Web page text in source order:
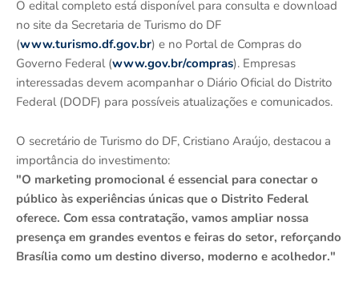
O edital completo está disponível para consulta e download
no site da Secretaria de Turismo do DF
(www.turismo.df.gov.br) e no Portal de Compras do
Governo Federal (www.gov.br/compras). Empresas
interessadas devem acompanhar o Diário Oficial do Distrito
Federal (DODF) para possíveis atualizações e comunicados.
O secretário de Turismo do DF, Cristiano Araújo, destacou a
importância do investimento:
"O marketing promocional é essencial para conectar o
público às experiências únicas que o Distrito Federal
oferece. Com essa contratação, vamos ampliar nossa
presença em grandes eventos e feiras do setor, reforçando
Brasília como um destino diverso, moderno e acolhedor."